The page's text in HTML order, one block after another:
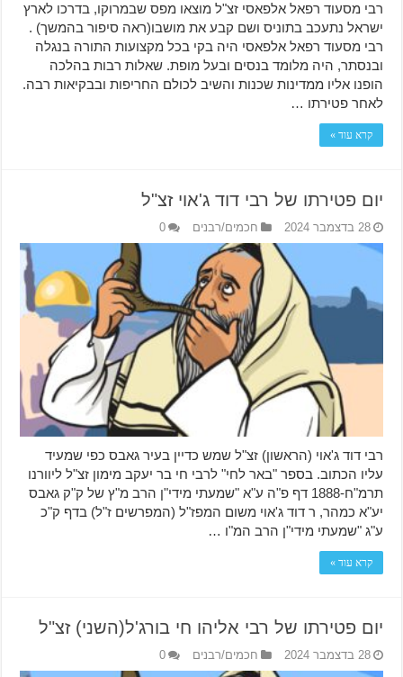
רבי מסעוד רפאל אלפאסי זצ"ל מוצאו מפס שבמרוקו, בדרכו לארץ
ישראל נתעכב בתוניס ושם קבע את מושבו(ראה סיפור בהמשך) .
רבי מסעוד רפאל אלפאסי היה בקי בכל מקצועות התורה בנגלה
ובנסתר, היה מלומד בנסים ובעל מופת. שאלות רבות בהלכה
הופנו אליו ממדינות שכנות והשיב לכולם החריפות ובבקיאות רבה.
לאחר פטירתו …
קרא עוד »
יום פטירתו של רבי דוד ג'אוי זצ"ל
28 בדצמבר 2024 חכמים/רבנים 0
רבי דוד ג'אוי (הראשון) זצ"ל שמש כדיין בעיר גאבס כפי שמעיד
עליו הכתוב. בספר "באר לחי" לרבי חי בר יעקב מימון זצ"ל ליוורנו
תרמ"ח-1888 דף פ"ה ע"א "שמעתי מידי"ן הרב מ"ץ של ק"ק גאבס
יע"א כמהר, ר דוד ג'אוי משום המפז"ל (המפרשים ז"ל) בדף ק"כ
ע"ג "שמעתי מידי"ן הרב המ"ו …
קרא עוד »
יום פטירתו של רבי אליהו חי בורג'ל(השני) זצ"ל
28 בדצמבר 2024 חכמים/רבנים 0